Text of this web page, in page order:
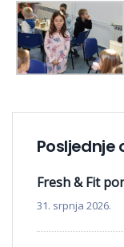
Posljednje
Fresh & Fit
31. srpnja 2026.